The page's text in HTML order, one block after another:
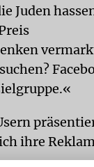
Juden
ihre